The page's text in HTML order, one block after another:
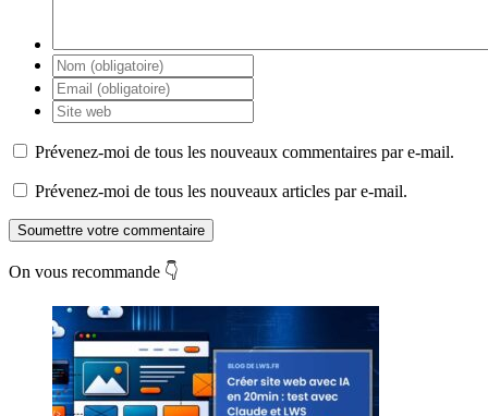
Prévenez-moi de tous les nouveaux commentaires par e-mail.
Prévenez-moi de tous les nouveaux articles par e-mail.
Soumettre votre commentaire
On vous recommande 👇